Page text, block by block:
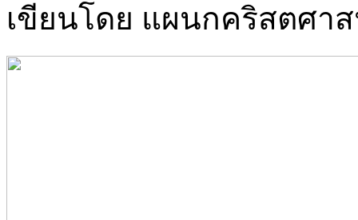
เขียนโดย แผนกคริสตศา